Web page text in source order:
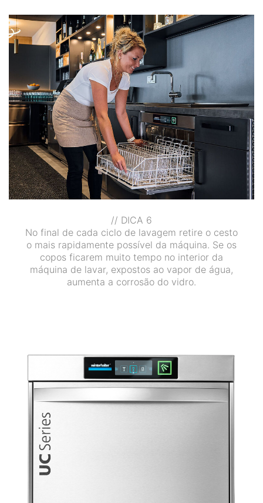
// DICA 6
No final de cada ciclo de lavagem retire o cesto
o mais rapidamente possível da máquina. Se os
copos ficarem muito tempo no interior da
máquina de lavar, expostos ao vapor de água,
aumenta a corrosão do vidro.